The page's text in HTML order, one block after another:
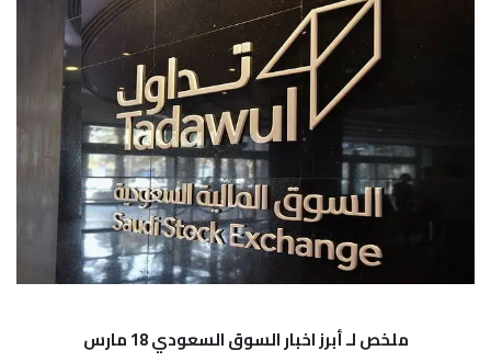
ملخص لـ أبرز اخبار السوق السعودي 18 مارس